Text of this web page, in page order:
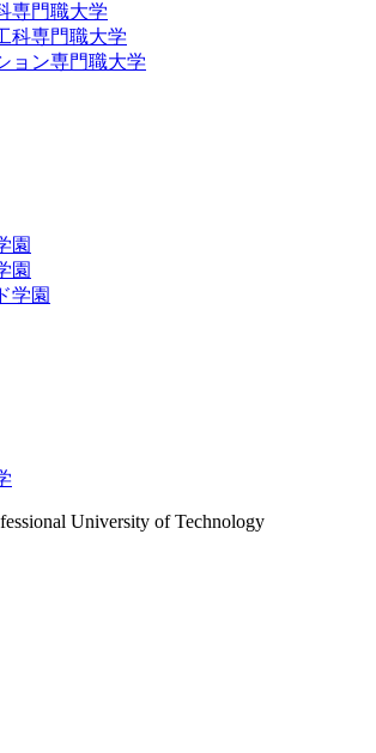
専門職大学
科専門職大学
ョン専門職大学
園
園
学園
University of Technology